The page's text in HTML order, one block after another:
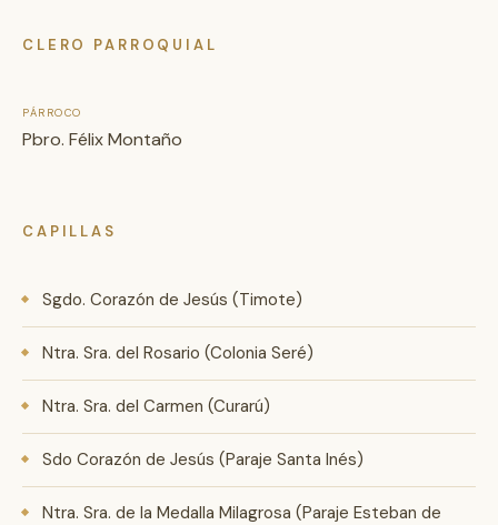
CLERO PARROQUIAL
PÁRROCO
Pbro. Félix Montaño
CAPILLAS
Sgdo. Corazón de Jesús (Timote)
Ntra. Sra. del Rosario (Colonia Seré)
Ntra. Sra. del Carmen (Curarú)
Sdo Corazón de Jesús (Paraje Santa Inés)
Ntra. Sra. de la Medalla Milagrosa (Paraje Esteban de